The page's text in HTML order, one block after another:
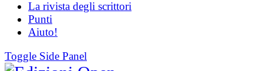
La rivista degli scrittori
Punti
Aiuto!
Toggle Side Panel